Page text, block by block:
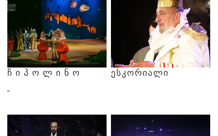
Ჩ Ი Პ Ო Ლ Ი Ნ Ო
"
ᲔᲡᲙᲝᲠᲘᲐᲚᲘ